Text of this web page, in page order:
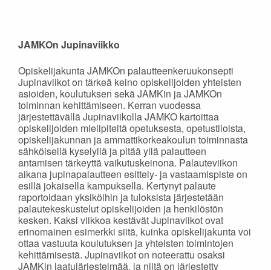
JAMKOn Jupinaviikko
Opiskelijakunta JAMKOn palautteenkeruukonsepti
Jupinaviikot on tärkeä keino opiskelijoiden yhteisten
asioiden, koulutuksen sekä JAMKin ja JAMKOn
toiminnan kehittämiseen. Kerran vuodessa
järjestettävällä Jupinaviikolla JAMKO kartoittaa
opiskelijoiden mielipiteitä opetuksesta, opetustiloista,
opiskelijakunnan ja ammattikorkeakoulun toiminnasta
sähköisellä kyselyllä ja pitää yllä palautteen
antamisen tärkeyttä vaikutuskeinona. Palauteviikon
aikana jupinapalautteen esittely- ja vastaamispiste on
esillä jokaisella kampuksella. Kertynyt palaute
raportoidaan yksiköihin ja tuloksista järjestetään
palautekeskustelut opiskelijoiden ja henkilöstön
kesken. Kaksi viikkoa kestävät Jupinaviikot ovat
erinomainen esimerkki siitä, kuinka opiskelijakunta voi
ottaa vastuuta koulutuksen ja yhteisten toimintojen
kehittämisestä. Jupinaviikot on noteerattu osaksi
JAMKin laatujärjestelmää, ja niitä on järjestetty